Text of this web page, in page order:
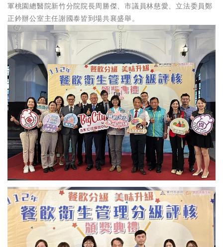
軍桃園總醫院新竹分院院長周勝傑、市議員林慈愛、立法委員鄭
正鈐辦公室主任謝國泰皆到場共襄盛舉。